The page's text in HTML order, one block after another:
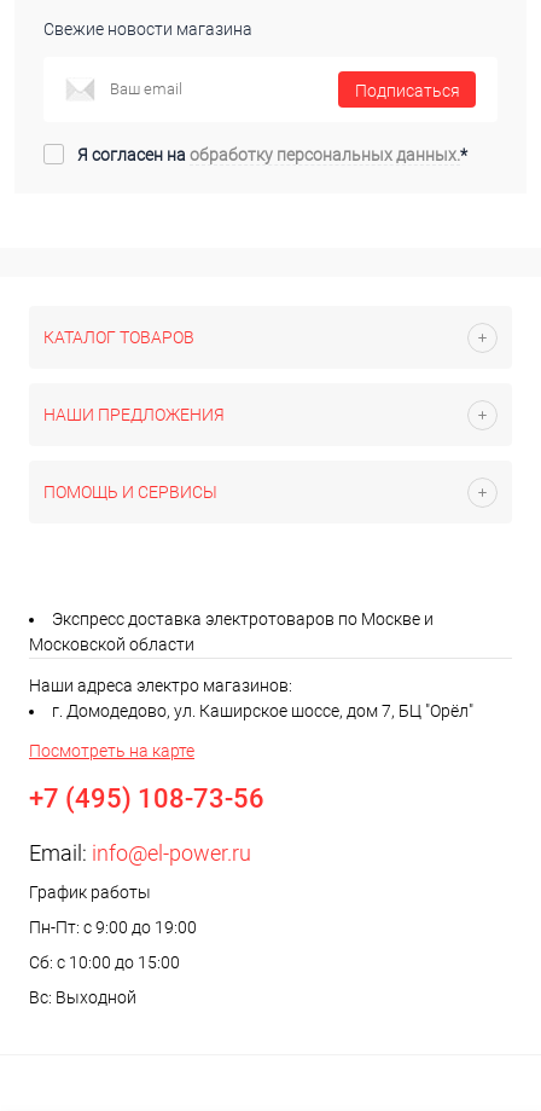
Свежие новости магазина
Подписаться
Я согласен наобработку персональных данных.*
КАТАЛОГ ТОВАРОВ
НАШИ ПРЕДЛОЖЕНИЯ
ПОМОЩЬ И СЕРВИСЫ
Экспресс доставка электротоваров по Москве и
Московской области
Наши адреса электро магазинов:
г. Домодедово, ул. Каширское шоссе, дом 7, БЦ "Орёл"
Посмотреть на карте
+7 (495) 108-73-56
Email: info@el-power.ru
График работы
Пн-Пт: с 9:00 до 19:00
Сб: с 10:00 до 15:00
Вс: Выходной